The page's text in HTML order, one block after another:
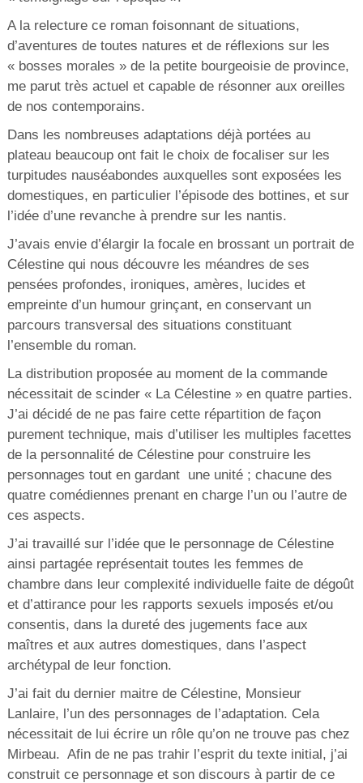
A la relecture ce roman foisonnant de situations,
d’aventures de toutes natures et de réflexions sur les
« bosses morales » de la petite bourgeoisie de province,
me parut très actuel et capable de résonner aux oreilles
de nos contemporains.
Dans les nombreuses adaptations déjà portées au
plateau beaucoup ont fait le choix de focaliser sur les
turpitudes nauséabondes auxquelles sont exposées les
domestiques, en particulier l’épisode des bottines, et sur
l’idée d’une revanche à prendre sur les nantis.
J’avais envie d’élargir la focale en brossant un portrait de
Célestine qui nous découvre les méandres de ses
pensées profondes, ironiques, amères, lucides et
empreinte d’un humour grinçant, en conservant un
parcours transversal des situations constituant
l’ensemble du roman.
La distribution proposée au moment de la commande
nécessitait de scinder « La Célestine » en quatre parties.
J’ai décidé de ne pas faire cette répartition de façon
purement technique, mais d’utiliser les multiples facettes
de la personnalité de Célestine pour construire les
personnages tout en gardant une unité ; chacune des
quatre comédiennes prenant en charge l’un ou l’autre de
ces aspects.
J’ai travaillé sur l’idée que le personnage de Célestine
ainsi partagée représentait toutes les femmes de
chambre dans leur complexité individuelle faite de dégoût
et d’attirance pour les rapports sexuels imposés et/ou
consentis, dans la dureté des jugements face aux
maîtres et aux autres domestiques, dans l’aspect
archétypal de leur fonction.
J’ai fait du dernier maitre de Célestine, Monsieur
Lanlaire, l’un des personnages de l’adaptation. Cela
nécessitait de lui écrire un rôle qu’on ne trouve pas chez
Mirbeau. Afin de ne pas trahir l’esprit du texte initial, j’ai
construit ce personnage et son discours à partir de ce